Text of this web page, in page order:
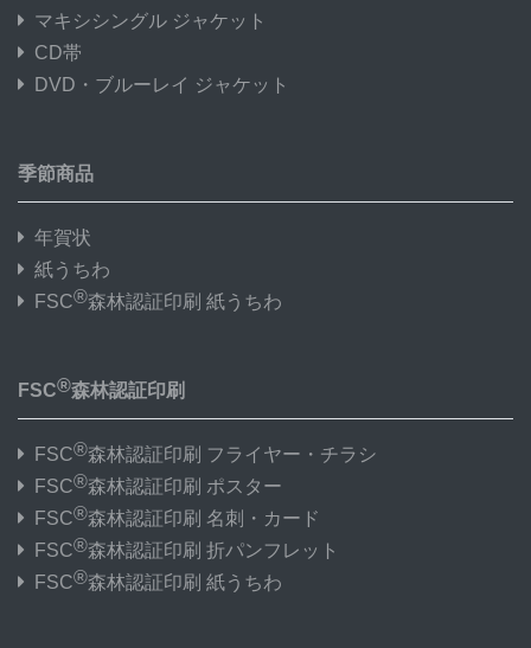
マキシシングル ジャケット
CD帯
DVD・ブルーレイ ジャケット
季節商品
年賀状
紙うちわ
FSC®森林認証印刷 紙うちわ
FSC®森林認証印刷
FSC®森林認証印刷 フライヤー・チラシ
FSC®森林認証印刷 ポスター
FSC®森林認証印刷 名刺・カード
FSC®森林認証印刷 折パンフレット
FSC®森林認証印刷 紙うちわ